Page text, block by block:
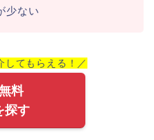
少ない
してもらえる！／
料
探す